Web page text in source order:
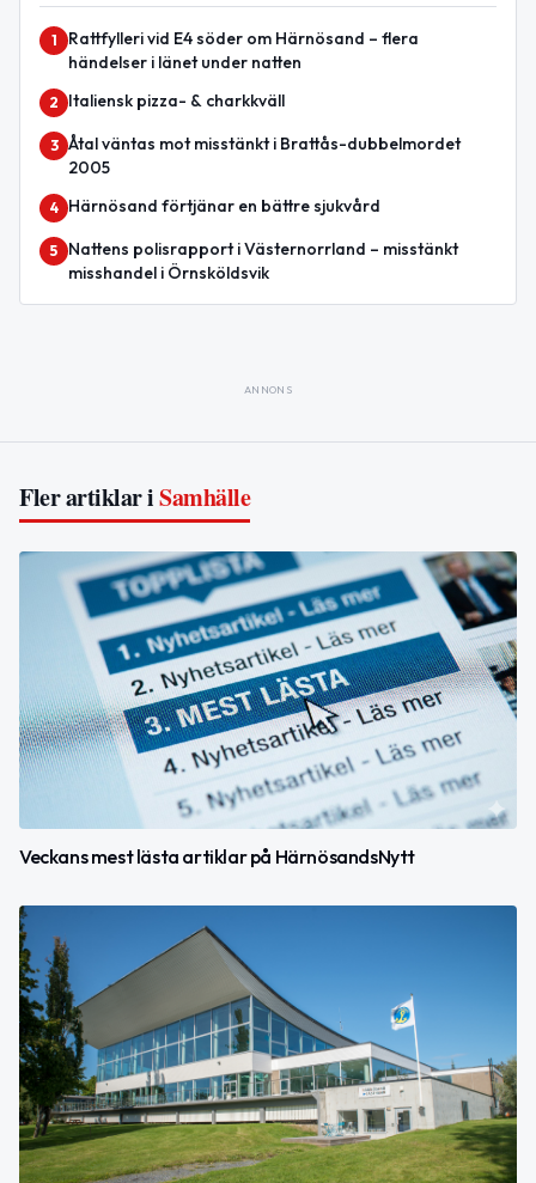
1
Rattfylleri vid E4 söder om Härnösand – flera
händelser i länet under natten
2 Italiensk pizza- & charkkväll
3 Åtal väntas mot misstänkt i Brattås-dubbelmordet
2005
4 Härnösand förtjänar en bättre sjukvård
5
Nattens polisrapport i Västernorrland – misstänkt
misshandel i Örnsköldsvik
ANNONS
Fler artiklar iSamhälle
Veckans mest lästa artiklar på HärnösandsNytt